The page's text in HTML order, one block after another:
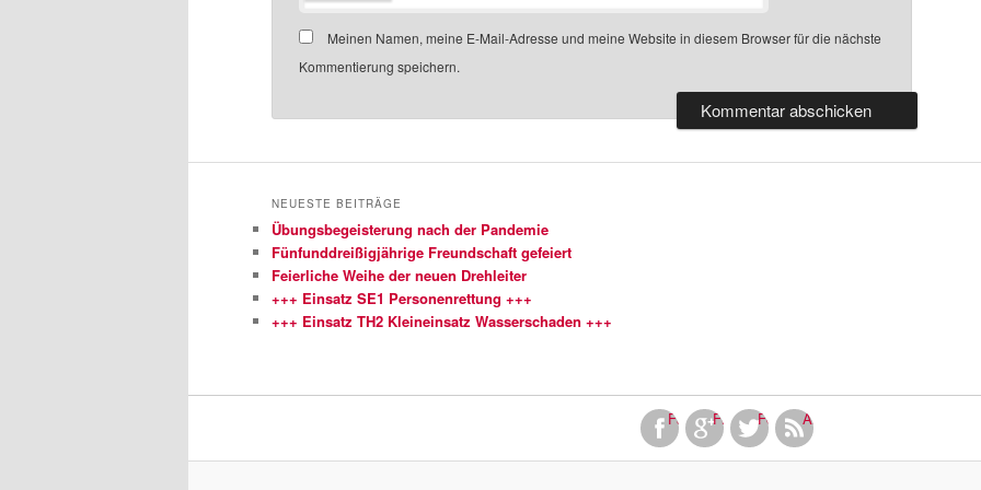
Meinen Namen, meine E-Mail-Adresse und meine Website in diesem Browser für die nächste
Kommentierung speichern.
NEUESTE BEITRÄGE
Übungsbegeisterung nach der Pandemie
Fünfunddreißigjährige Freundschaft gefeiert
Feierliche Weihe der neuen Drehleiter
+++ Einsatz SE1 Personenrettung +++
+++ Einsatz TH2 Kleineinsatz Wasserschaden +++
FacebookFinde uns bei Google+
Folge uns bei Twitter!
Abonniere unseren RSS